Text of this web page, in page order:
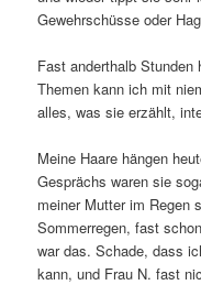
Gewehrschüsse oder
Fast anderthalb Stunden
Themen kann ich mit
alles, was sie erzählt,
Meine Haare hängen
Gesprächs waren sie
meiner Mutter im Regen
Sommerregen, fast
war das. Schade, dass
kann, und Frau N. fast